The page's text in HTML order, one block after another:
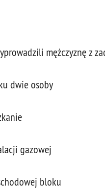
mężczyznę z
dwie osoby
gazowej
bloku